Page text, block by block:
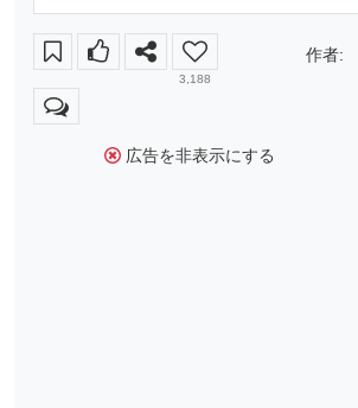
3,188
作者:
広告を非表示にする